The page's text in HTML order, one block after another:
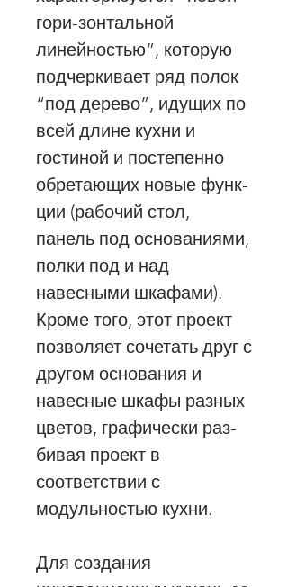
гори-зонтальной
линейностью”, которую
подчеркивает ряд полок
“под дерево”, идущих по
всей длине кухни и
гостиной и постепенно
обретающих новые функ-
ции (рабочий стол,
панель под основаниями,
полки под и над
навесными шкафами).
Кроме того, этот проект
позволяет сочетать друг с
другом основания и
навесные шкафы разных
цветов, графически раз-
бивая проект в
соответствии с
модульностью кухни.
Для создания